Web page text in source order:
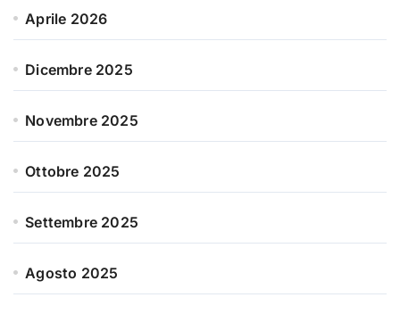
Aprile 2026
Dicembre 2025
Novembre 2025
Ottobre 2025
Settembre 2025
Agosto 2025